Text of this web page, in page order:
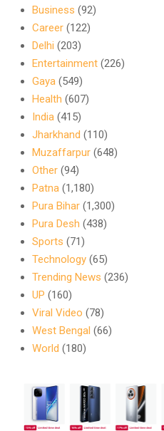
Business (92)
Career (122)
Delhi (203)
Entertainment (226)
Gaya (549)
Health (607)
India (415)
Jharkhand (110)
Muzaffarpur (648)
Other (94)
Patna (1,180)
Pura Bihar (1,300)
Pura Desh (438)
Sports (71)
Technology (65)
Trending News (236)
UP (160)
Viral Video (78)
West Bengal (66)
World (180)